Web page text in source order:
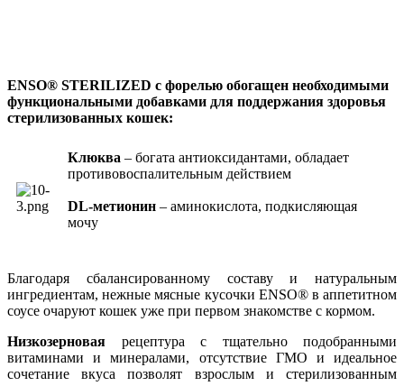
ENSO® STERILIZED c форелью обогащен необходимыми
функциональными добавками для поддержания здоровья
стерилизованных кошек:
Клюква – богата антиоксидантами, обладает
противовоспалительным действием
DL-метионин – аминокислота, подкисляющая
мочу
Благодаря сбалансированному составу и натуральным
ингредиентам, нежные мясные кусочки ENSO® в аппетитном
соусе очаруют кошек уже при первом знакомстве с кормом.
Низкозерновая рецептура с тщательно подобранными
витаминами и минералами, отсутствие ГМО и идеальное
сочетание вкуса позволят взрослым и стерилизованным